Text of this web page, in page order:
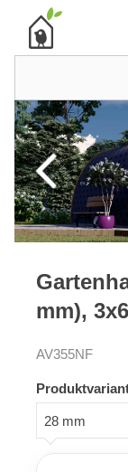
mm),
AV355NF
28 mm